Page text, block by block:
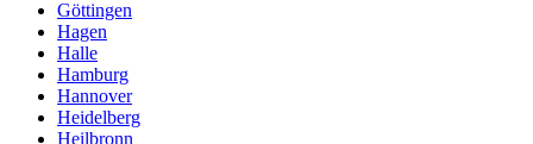
Göttingen
Hagen
Halle
Hamburg
Hannover
Heidelberg
Heilbronn